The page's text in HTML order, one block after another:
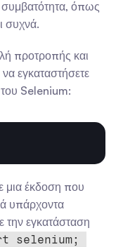
συμβατότητα, όπως
συχνά.
προτροπής και
εγκαταστήσετε
Selenium:
μια έκδοση που
υπάρχοντα
την εγκατάσταση
selenium;